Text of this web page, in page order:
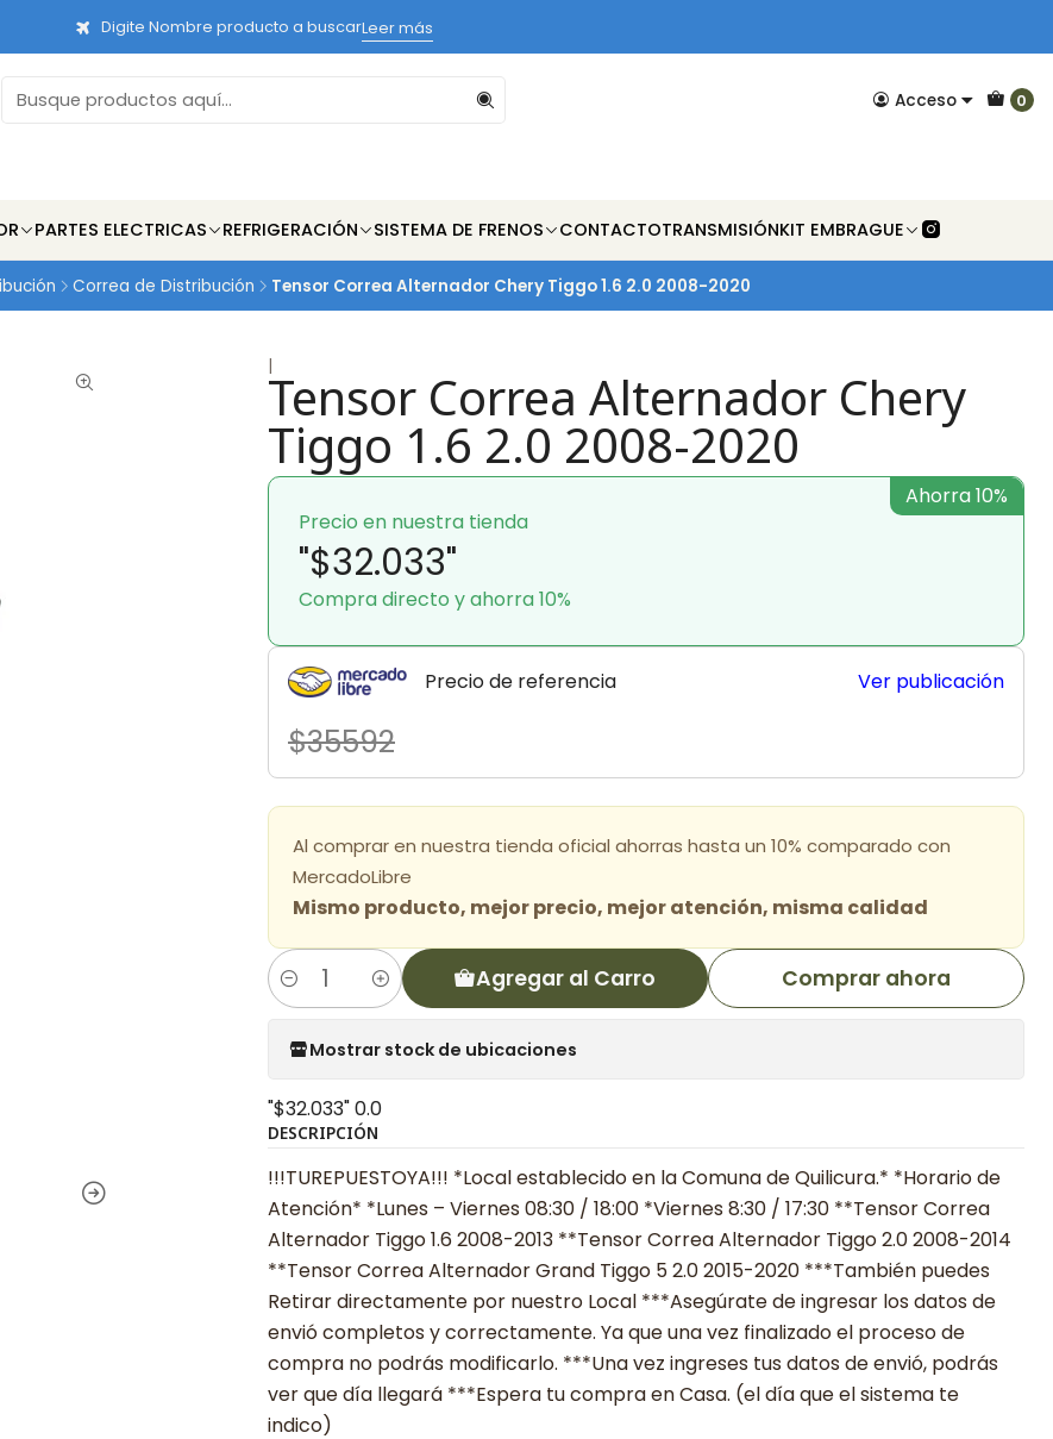
Acceso 0
PARTES ELECTRICAS REFRIGERACIÓN SISTEMA DE FRENOS CONTACTOTRANSMISIÓNKIT EMBRAGUE
Digite Nombre producto a buscarLeer más
Correa de Distribución Tensor Correa Alternador Chery Tiggo 1.6 2.0 2008-2020
|Tensor Correa Alternador Chery
Tiggo 1.6 2.0 2008-2020
Precio en nuestra tienda
"$32.033"
Compra directo y ahorra 10%
Ahorra 10%
Precio de referencia
$35592
Ver publicación
Al comprar en nuestra tienda oficial ahorras hasta un 10% comparado con
MercadoLibre
Mismo producto, mejor precio, mejor atención, misma calidad
Cantidad Agregar al Carro Comprar ahora
Mostrar stock de ubicaciones
"$32.033"0.0
DESCRIPCIÓN
!!!TUREPUESTOYA!!! *Local establecido en la Comuna de Quilicura.* *Horario de
Atención* *Lunes – Viernes 08:30 / 18:00 *Viernes 8:30 / 17:30 **Tensor Correa
Alternador Tiggo 1.6 2008-2013 **Tensor Correa Alternador Tiggo 2.0 2008-2014
**Tensor Correa Alternador Grand Tiggo 5 2.0 2015-2020 ***También puedes
Retirar directamente por nuestro Local ***Asegúrate de ingresar los datos de
envió completos y correctamente. Ya que una vez finalizado el proceso de
compra no podrás modificarlo. ***Una vez ingreses tus datos de envió, podrás
ver que día llegará ***Espera tu compra en Casa. (el día que el sistema te
indico)